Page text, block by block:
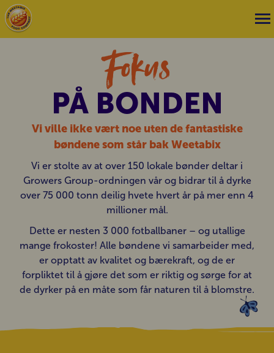
Fokus
PÅ BONDEN
Vi ville ikke vært noe uten de fantastiske
bøndene som står bak Weetabix
Vi er stolte av at over 150 lokale bønder deltar i
Growers Group-ordningen vår og bidrar til å dyrke
over 75 000 tonn deilig hvete hvert år på mer enn 4
millioner mål.
Dette er nesten 3 000 fotballbaner – og utallige
mange frokoster! Alle bøndene vi samarbeider med,
er opptatt av kvalitet og bærekraft, og de er
forpliktet til å gjøre det som er riktig og sørge for at
de dyrker på en måte som får naturen til å blomstre.